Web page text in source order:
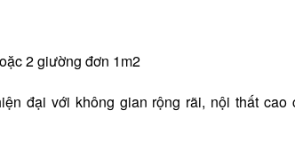
2 giường đơn 1m2
đại với không gian rộng rãi, nội thất